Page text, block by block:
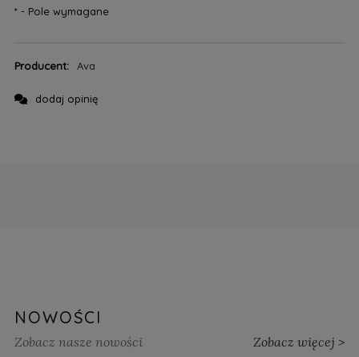
*- Pole wymagane
Producent: Ava
dodaj opinię
NOWOŚCI
Zobacz nasze nowości Zobacz więcej >